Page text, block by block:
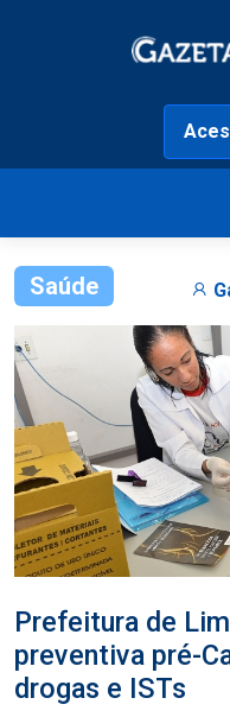
Saúde
Prefeitura de
preventiva pré-
drogas e ISTs